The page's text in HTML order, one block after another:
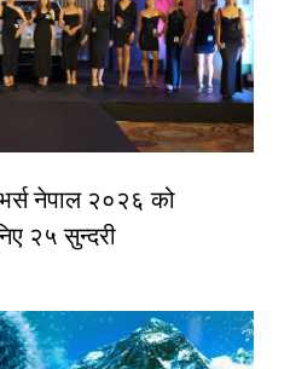
नेपाल २०२६ को
२५ सुन्दरी